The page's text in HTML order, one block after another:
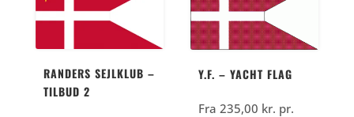
RANDERS SEJLKLUB –
TILBUD 2
Y.F. – YACHT FLAG
Fra 235,00 kr. pr.